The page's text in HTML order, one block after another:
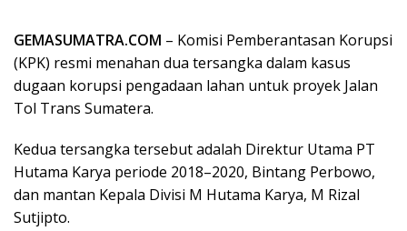
GEMASUMATRA.COM – Komisi Pemberantasan Korupsi
(KPK) resmi menahan dua tersangka dalam kasus
dugaan korupsi pengadaan lahan untuk proyek Jalan
Tol Trans Sumatera.
Kedua tersangka tersebut adalah Direktur Utama PT
Hutama Karya periode 2018–2020, Bintang Perbowo,
dan mantan Kepala Divisi M Hutama Karya, M Rizal
Sutjipto.